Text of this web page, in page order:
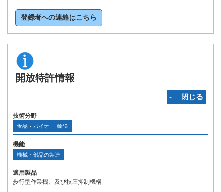
登録者への連絡はこちら
開放特許情報
‐ 閉じる
技術分野
食品・バイオ 輸送
機能
機械・部品の製造
適用製品
歩行型作業機、及び挟圧抑制機構